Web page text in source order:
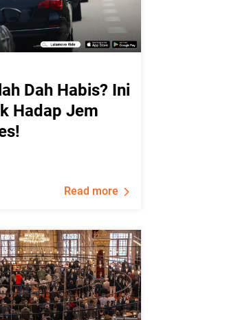
Dah Habis? Ini
Hadap Jem
Read more